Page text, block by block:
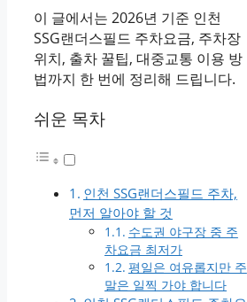
이 글에서는 2026년 기준 인천
SSG랜더스필드 주차요금, 주차장
위치, 출차 꿀팁, 대중교통 이용 방
법까지 한 번에 정리해 드립니다.
쉬운 목차
인천 SSG랜더스필드 주차,
먼저 알아야 할 것
수도권 야구장 중 주
차요금 최저가
평일은 여유롭지만 주
말은 일찍 가야 합니다